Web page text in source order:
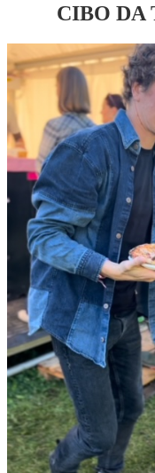
CIBO DA